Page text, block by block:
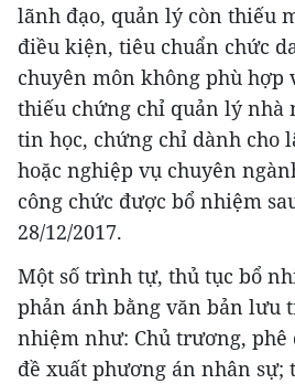
lãnh đạo, quản lý còn thiếu
điều kiện, tiêu chuẩn chức
chuyên môn không phù
thiếu chứng chỉ quản lý nhà
tin học, chứng chỉ dành cho
hoặc nghiệp vụ chuyên
công chức được bổ nhiệm
28/12/2017.
Một số trình tự, thủ tục bổ
phản ánh bằng văn bản lưu
nhiệm như: Chủ trương,
đề xuất phương án nhân sự;